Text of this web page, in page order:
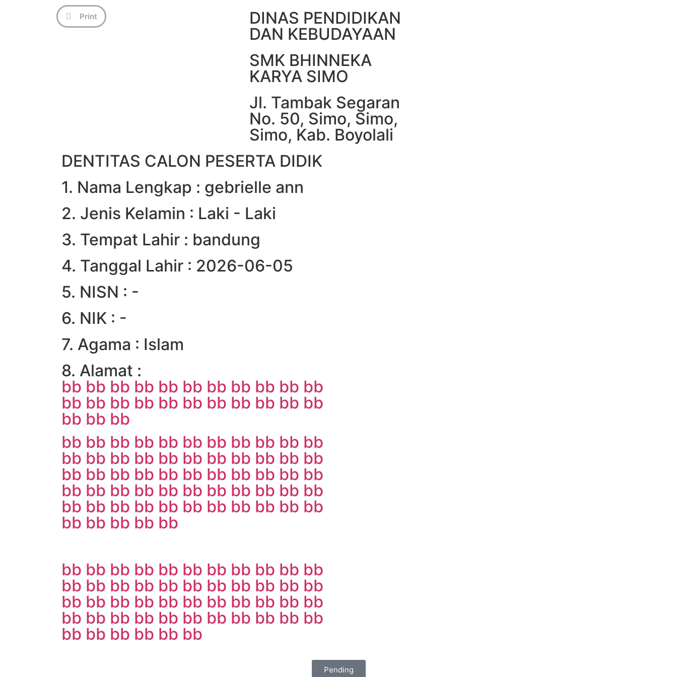
DINAS PENDIDIKAN
DAN KEBUDAYAAN
SMK BHINNEKA
KARYA SIMO
Jl. Tambak Segaran
No. 50, Simo, Simo,
Simo, Kab. Boyolali
DENTITAS CALON PESERTA DIDIK
1. Nama Lengkap : gebrielle ann
2. Jenis Kelamin : Laki - Laki
3. Tempat Lahir : bandung
4. Tanggal Lahir : 2026-06-05
5. NISN : -
6. NIK : -
7. Agama : Islam
8. Alamat :
bb bb bb bb bb bb bb bb bb bb bb
bb bb bb bb bb bb bb bb bb bb bb
bb bb bb
bb bb bb bb bb bb bb bb bb bb bb
bb bb bb bb bb bb bb bb bb bb bb
bb bb bb bb bb bb bb bb bb bb bb
bb bb bb bb bb bb bb bb bb bb bb
bb bb bb bb bb bb bb bb bb bb bb
bb bb bb bb bb
bb bb bb bb bb bb bb bb bb bb bb
bb bb bb bb bb bb bb bb bb bb bb
bb bb bb bb bb bb bb bb bb bb bb
bb bb bb bb bb bb bb bb bb bb bb
bb bb bb bb bb bb
Pending
Print